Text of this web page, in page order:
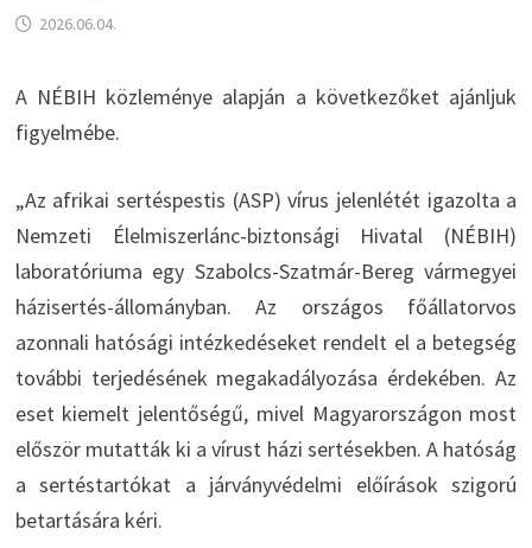
2026.06.04.
A NÉBIH közleménye alapján a következőket ajánljuk
figyelmébe.
„Az afrikai sertéspestis (ASP) vírus jelenlétét igazolta a
Nemzeti Élelmiszerlánc-biztonsági Hivatal (NÉBIH)
laboratóriuma egy Szabolcs-Szatmár-Bereg vármegyei
házisertés-állományban. Az országos főállatorvos
azonnali hatósági intézkedéseket rendelt el a betegség
további terjedésének megakadályozása érdekében. Az
eset kiemelt jelentőségű, mivel Magyarországon most
először mutatták ki a vírust házi sertésekben. A hatóság
a sertéstartókat a járványvédelmi előírások szigorú
betartására kéri.